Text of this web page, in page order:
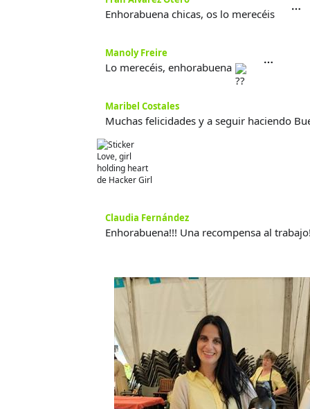
Enhorabuena chicas, os lo merecéis
Manoly Freire
Lo merecéis, enhorabuena
Maribel Costales
Muchas felicidades y a seguir haciendo
Claudia Fernández
Enhorabuena!!! Una recompensa al